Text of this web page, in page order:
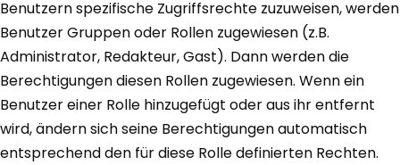
Benutzern spezifische Zugriffsrechte zuzuweisen, werden
Benutzer Gruppen oder Rollen zugewiesen (z.B.
Administrator, Redakteur, Gast). Dann werden die
Berechtigungen diesen Rollen zugewiesen. Wenn ein
Benutzer einer Rolle hinzugefügt oder aus ihr entfernt
wird, ändern sich seine Berechtigungen automatisch
entsprechend den für diese Rolle definierten Rechten.